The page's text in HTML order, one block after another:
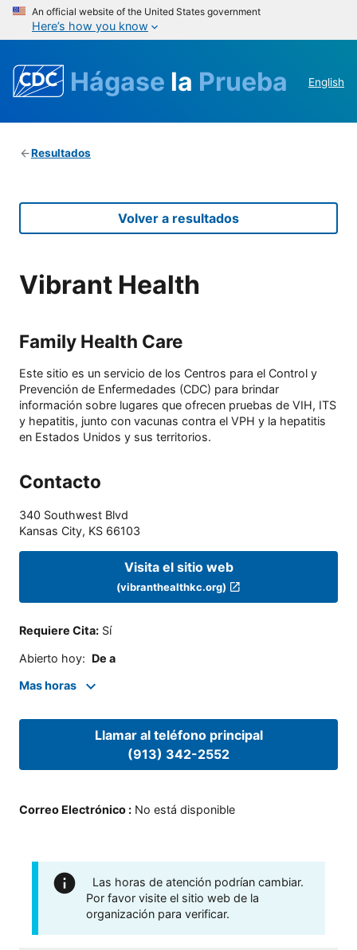
An official website of the United States government
Here’s how you know
Hágase la Prueba English
Resultados
Volver a resultados
Vibrant Health
Family Health Care
Este sitio es un servicio de los Centros para el Control y
Prevención de Enfermedades (CDC) para brindar
información sobre lugares que ofrecen pruebas de VIH, ITS
y hepatitis, junto con vacunas contra el VPH y la hepatitis
en Estados Unidos y sus territorios.
Contacto
340 Southwest Blvd
Kansas City, KS 66103
Visita el sitio web
(vibranthealthkc.org)
Requiere Cita: Sí
Abierto hoy: De a
Mas horas
Llamar al teléfono principal
(913) 342-2552
Correo Electrónico : No está disponible
Las horas de atención podrían cambiar.
Por favor visite el sitio web de la
organización para verificar.